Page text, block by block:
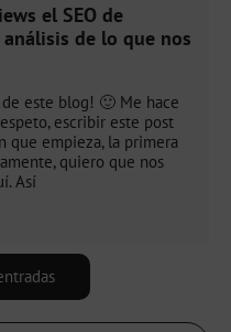
el SEO de
de lo que nos
este blog! 🙂 Me hace
escribir este post
que empieza, la primera
quiero que nos
Así